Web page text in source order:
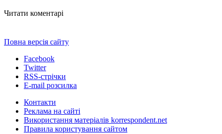
Читати коментарі
Повна версія сайту
Facebook
Twitter
RSS-стрічки
E-mail розсилка
Контакти
Реклама на сайті
Використання матеріалів korrespondent.net
Правила користування сайтом